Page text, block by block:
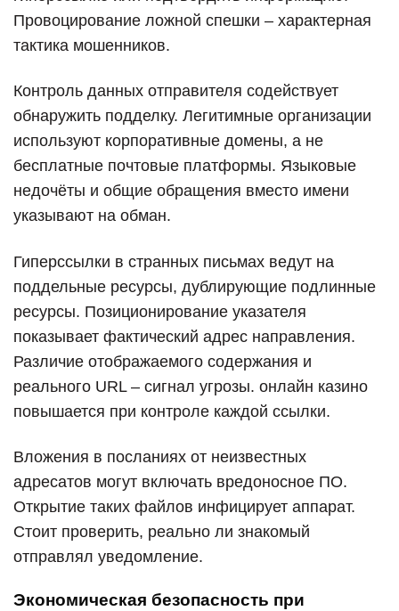
Провоцирование ложной спешки – характерная
тактика мошенников.
Контроль данных отправителя содействует
обнаружить подделку. Легитимные организации
используют корпоративные домены, а не
бесплатные почтовые платформы. Языковые
недочёты и общие обращения вместо имени
указывают на обман.
Гиперссылки в странных письмах ведут на
поддельные ресурсы, дублирующие подлинные
ресурсы. Позиционирование указателя
показывает фактический адрес направления.
Различие отображаемого содержания и
реального URL – сигнал угрозы. онлайн казино
повышается при контроле каждой ссылки.
Вложения в посланиях от неизвестных
адресатов могут включать вредоносное ПО.
Открытие таких файлов инфицирует аппарат.
Стоит проверить, реально ли знакомый
отправлял уведомление.
Экономическая безопасность при